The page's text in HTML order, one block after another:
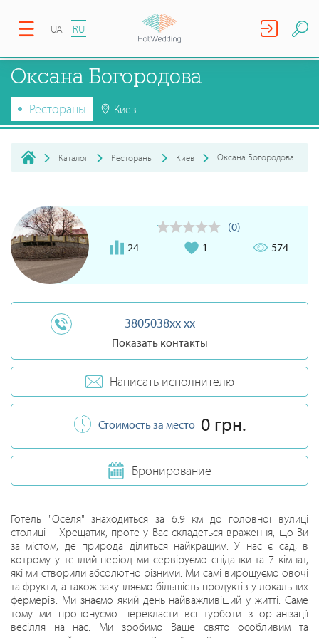
UA RU
Оксана Богородова
Рестораны Киев
Каталог Рестораны Киев Оксана Богородова
(0)
24
1 574
3805038xx xx
Показать контакты
Написать исполнителю
Стоимость за место 0 грн.
Бронирование
Готель "Оселя" знаходиться за 6.9 км до головної вулиці
столиці – Хрещатик, проте у Вас складеться враження, що Ви
за містом, де природа ділиться найкращим. У нас є сад, в
котрому у теплий період ми сервіруємо сніданки та 7 кімнат,
які ми створили абсолютно різними. Ми самі вирощуємо овочі
та фрукти, а також закупляємо більшість продуктів у локальних
фермерів. Ми знаємо який день найважливіший у житті. Саме
тому ми пропонуємо перекласти всі турботи з організації
весілля на нас. Ми зробимо Ваше свято особливим та